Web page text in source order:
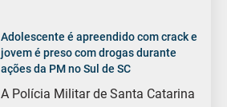
Adolescente é apreendido com crack e
jovem é preso com drogas durante
ações da PM no Sul de SC
A Polícia Militar de Santa Catarina